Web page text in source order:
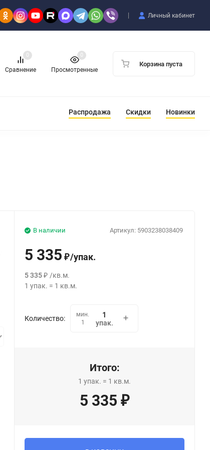
Личный кабинет
Сравнение
0
Просмотренные
0
Корзина пуста
Распродажа Скидки Новинки
Артикул: 5903238038409
В наличии
5 335 ₽/упак.
5 335 ₽ /кв.м.
1 упак. = 1 кв.м.
Количество:
мин.
1
упак.
Итого:
1 упак. = 1 кв.м.
5 335 ₽